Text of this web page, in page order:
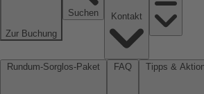
Zur Buchung
Suchen